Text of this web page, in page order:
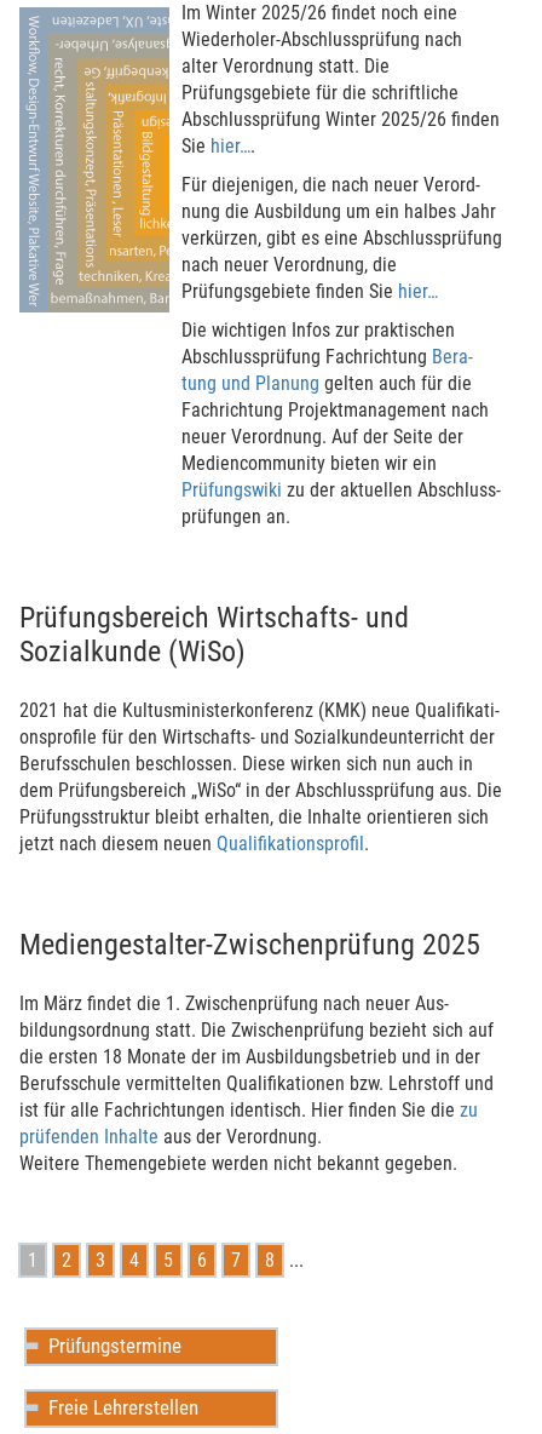
Im Winter 2025/26 findet noch eine
Wieder­holer-Abschluss­prüfung nach
alter Ver­ord­nung statt. Die
Prüfungsgebiete für die schrift­liche
Abschluss­prüfung Winter 2025/26 finden
Sie hier….
Für diejenigen, die nach neuer Ver­ord­
nung die Aus­bil­dung um ein halbes Jahr
ver­kür­zen, gibt es eine Abschluss­prüfung
nach neuer Ver­ord­nung, die
Prüfungsgebiete finden Sie hier…
Die wich­tigen Infos zur prak­ti­schen
Abschluss­prüfung Fach­rich­tung Ber­a­
tung und Planung gelten auch für die
Fach­rich­tung Projekt­manage­ment nach
neuer Ver­ord­nung. Auf der Seite der
Medien­community bieten wir ein
Prüfungswiki zu der aktuel­len Abschluss­
prü­fungen an.
Prüfungsbe­reich Wirt­schafts- und
Sozialkunde (WiSo)
2021 hat die Kultusmi­nis­terkon­fe­renz (KMK) neue Qualifika­ti­
ons­profile für den Wirt­schafts- und Sozialkunde­un­terricht der
Berufs­schulen beschlos­sen. Diese wirken sich nun auch in
dem Prüfungsbe­reich „WiSo“ in der Abschluss­prüfung aus. Die
Prüfungs­struktur bleibt erhal­ten, die Inhalte ori­en­tie­ren sich
jetzt nach diesem neuen Qualifika­ti­ons­profil.
Medien­gestal­ter-Zwischen­prüfung 2025
Im März findet die 1. Zwischen­prüfung nach neuer Aus­
bildungs­ord­nung statt. Die Zwischen­prüfung bezieht sich auf
die ersten 18 Monate der im Aus­bil­dungs­betrieb und in der
Berufs­schule ver­mit­tel­ten Qualifika­tio­nen bzw. Lehr­stoff und
ist für alle Fach­rich­tun­gen iden­tisch. Hier finden Sie die zu
prüfenden Inhalte aus der Ver­ord­nung.
Weitere The­men­gebiete werden nicht bekannt gegeben.
1 2 3 4 5 6 7 8 ...
Prüfungstermine
Freie Lehrerstellen